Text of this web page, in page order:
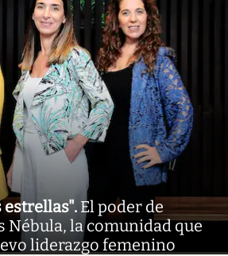
estrellas". El poder de
Nébula, la comunidad que
liderazgo femenino